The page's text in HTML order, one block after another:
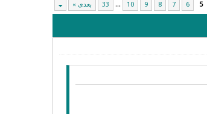
5
6
7
8
9
10
...
33 بعدی »